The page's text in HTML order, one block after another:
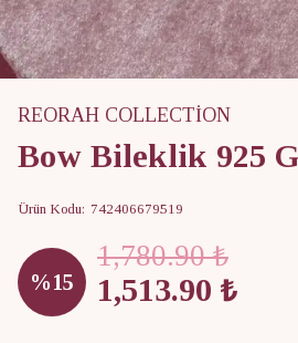
REORAH COLLECTİON
Bow Bileklik 925
Ürün Kodu: 742406679519
%15
1,780.90 ₺
1,513.90 ₺